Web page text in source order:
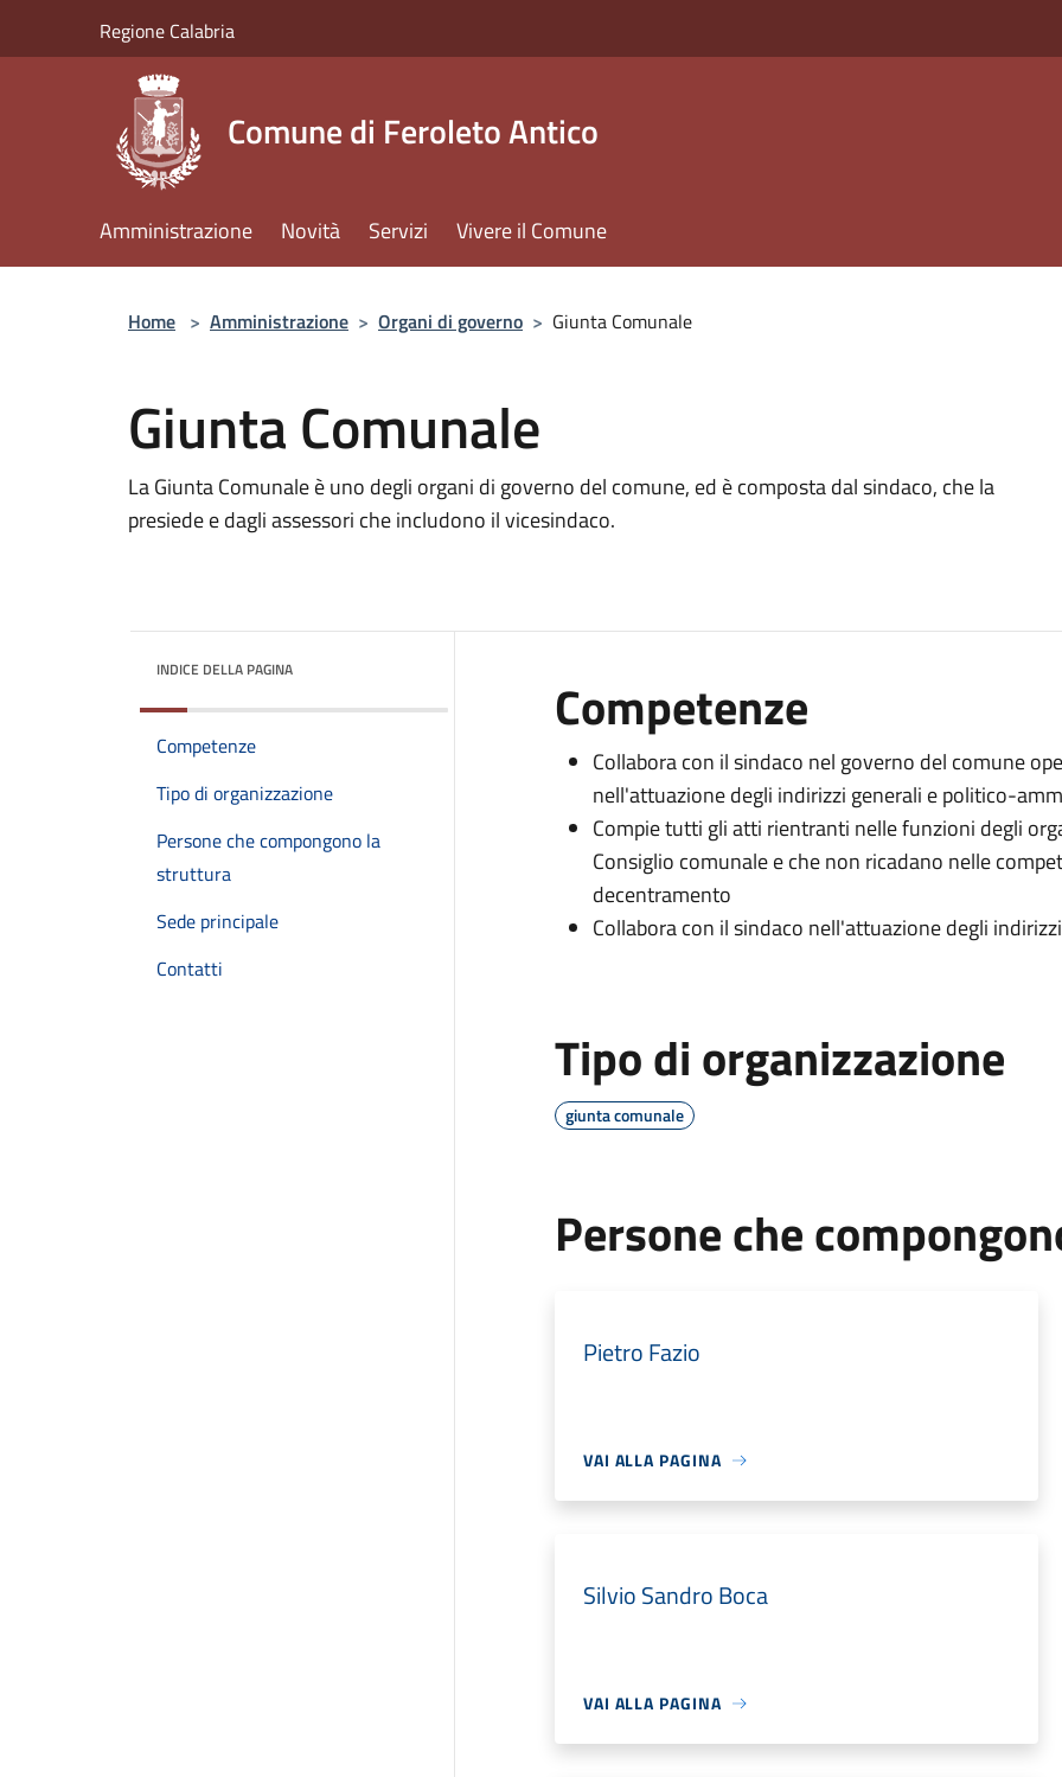
Regione Calabria
Comune di Feroleto Antico
Amministrazione Novità Servizi Vivere il Comune
Home > Amministrazione > Organi di governo > Giunta Comunale
Giunta Comunale
La Giunta Comunale è uno degli organi di governo del comune, ed è composta dal sindaco, che la
presiede e dagli assessori che includono il vicesindaco.
INDICE DELLA PAGINA
Competenze
Tipo di organizzazione
Persone che compongono la
struttura
Sede principale
Contatti
Competenze
Collabora con il sindaco nel governo del comune
nell'attuazione degli indirizzi generali e politico-
Compie tutti gli atti rientranti nelle funzioni degli
Consiglio comunale e che non ricadano nelle
decentramento
Collabora con il sindaco nell'attuazione degli
Tipo di organizzazione
giunta comunale
Persone che
Pietro Fazio
VAI ALLA PAGINA
Silvio Sandro Boca
VAI ALLA PAGINA